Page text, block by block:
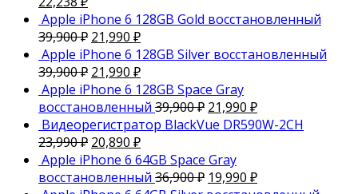
Apple iPhone 6 128GB Gold восстановленный
39,900₽ 21,990 ₽
Apple iPhone 6 128GB Silver восстановленный
39,900₽ 21,990 ₽
Apple iPhone 6 128GB Space Gray
восстановленный 39,900₽ 21,990 ₽
Видеорегистратор BlackVue DR590W-2CH
23,990₽ 20,890 ₽
Apple iPhone 6 64GB Space Gray
восстановленный 36,900₽ 19,990 ₽